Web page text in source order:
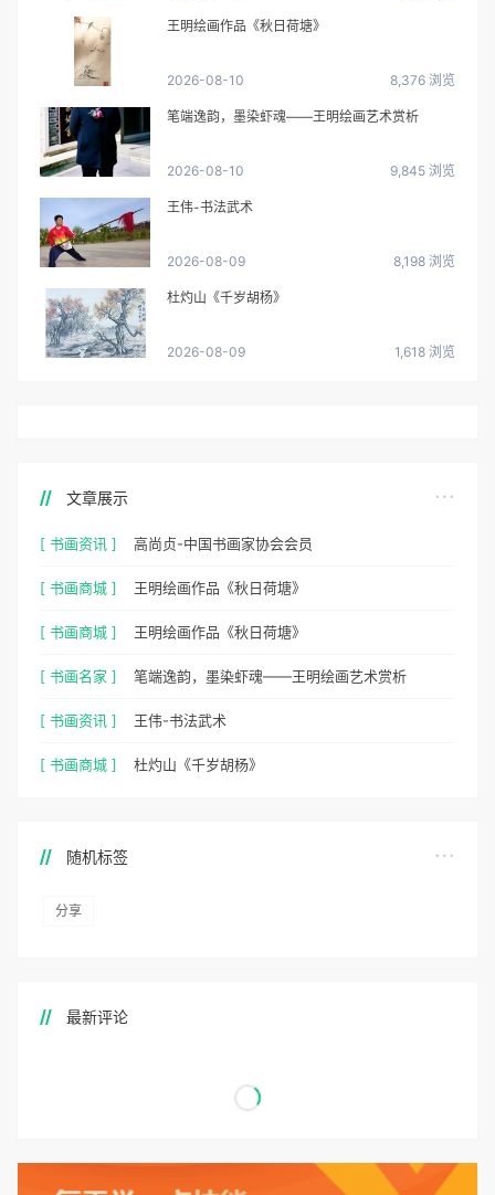
王明绘画作品《秋日荷塘》
2026-08-10 8,376 浏览
笔端逸韵，墨染虾魂——王明绘画艺术赏析
2026-08-10 9,845 浏览
王伟-书法武术
2026-08-09 8,198 浏览
杜灼山《千岁胡杨》
2026-08-09 1,618 浏览
文章展示
[ 书画资讯 ] 高尚贞-中国书画家协会会员
[ 书画商城 ] 王明绘画作品《秋日荷塘》
[ 书画商城 ] 王明绘画作品《秋日荷塘》
[ 书画名家 ] 笔端逸韵，墨染虾魂——王明绘画艺术赏析
[ 书画资讯 ] 王伟-书法武术
[ 书画商城 ] 杜灼山《千岁胡杨》
随机标签
分享
最新评论